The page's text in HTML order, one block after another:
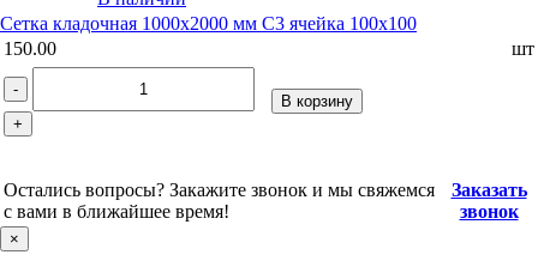
Сетка кладочная 1000х2000 мм С3 ячейка 100х100
150.00
шт
-
+
В корзину
Остались вопросы? Закажите звонок и мы свяжемся
с вами в ближайшее время!
Заказать
звонок
×